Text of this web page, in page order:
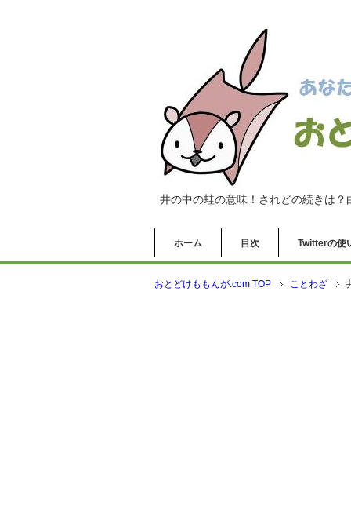
井の中の蛙の意味！されどの続きは
ホーム 目次 Twitterの使
おとどけももんが.com TOP ことわざ